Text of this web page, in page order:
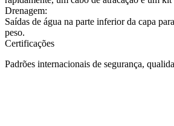
Drenagem:
Saídas de água na parte inferior da capa
peso.
Certificações
Padrões internacionais de segurança,